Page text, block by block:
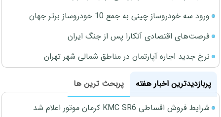
ورود سه خودروساز چینی به جمع 10 خودروساز برتر جهان
فرصت‌های اقتصادی آنکارا پس از جنگ ایران
نرخ جدید اجاره آپارتمان در مناطق شمالی شهر تهران
پربازدیدترین اخبار هفته
پربحث ترین ها
شرایط فروش اقساطی KMC SR6 کرمان موتور اعلام شد